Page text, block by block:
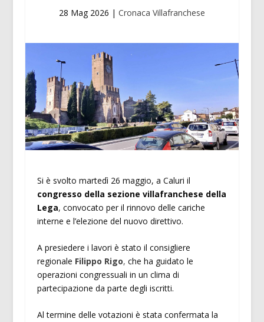
28 Mag 2026 | Cronaca Villafranchese
Si è svolto martedì 26 maggio, a Caluri il
congresso della sezione villafranchese della
Lega, convocato per il rinnovo delle cariche
interne e l’elezione del nuovo direttivo.
A presiedere i lavori è stato il consigliere
regionale Filippo Rigo, che ha guidato le
operazioni congressuali in un clima di
partecipazione da parte degli iscritti.
Al termine delle votazioni è stata confermata la